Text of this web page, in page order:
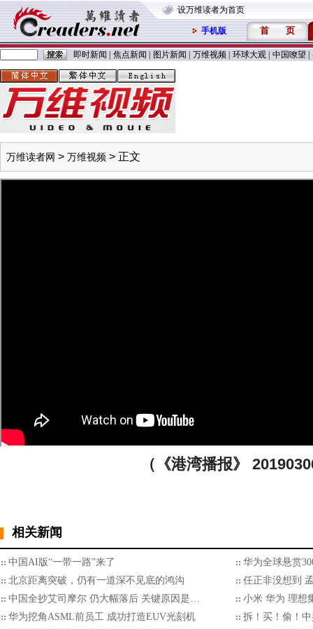
设万维读者为首页
手机版 首 页
即时新闻 焦点新闻 图片新闻 万维视频 环球大观 中国嘹望
万维读者网 > 万维视频 > 正文
（《港湾播报》
相关新闻
中国AI版“一带一路”来了
华为全球悬赏
北京距离突破，仍有一道深不见底的鸿沟
任正非没想到
中国全抄艾司摩尔 仍大幅落后 关键原因是…
小米 华为 理想
华为挖角ASML前员工 成功打造EUV光刻机
拆！买！偷！